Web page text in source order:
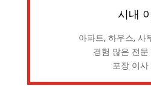
시내
아파트, 하우스, 사
경험 많은 전
포장 이사